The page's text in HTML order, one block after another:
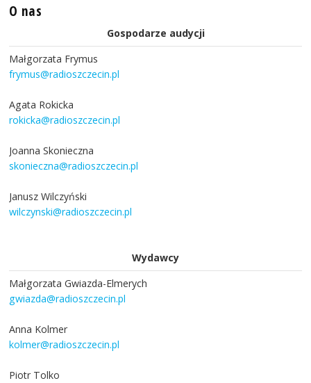
O nas
Gospodarze audycji
Małgorzata Frymus
frymus@radioszczecin.pl
Agata Rokicka
rokicka@radioszczecin.pl
Joanna Skonieczna
skonieczna@radioszczecin.pl
Janusz Wilczyński
wilczynski@radioszczecin.pl
Wydawcy
Małgorzata Gwiazda-Elmerych
gwiazda@radioszczecin.pl
Anna Kolmer
kolmer@radioszczecin.pl
Piotr Tolko